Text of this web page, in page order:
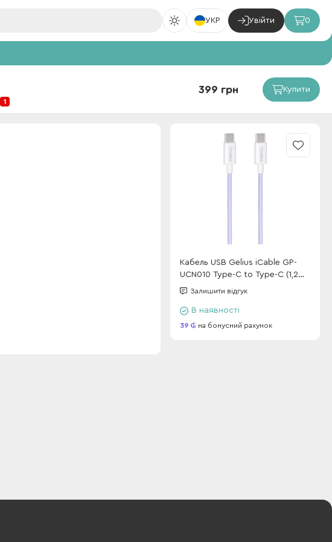
УКР Увійти 0
1
399 грн Купити
Кабель USB Gelius iCable GP-
UCN010 Type-C to Type-C (1,2m)
(60W) Violet
Залишити відгук
В наявності
39 на бонусний рахунок